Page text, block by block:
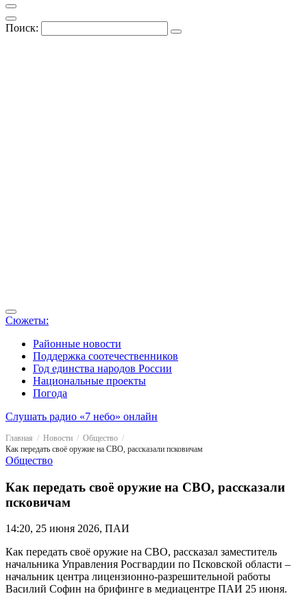
Поиск:
Сюжеты:
Районные новости
Поддержка соотечественников
Год единства народов России
Национальные проекты
Погода
Слушать радио «7 небо» онлайн
Главная Новости
Общество
Как передать своё оружие на СВО, рассказали псковичам
Общество
Как передать своё оружие на СВО, рассказали
псковичам
14:20, 25 июня 2026, ПАИ
Как передать своё оружие на СВО, рассказал заместитель
начальника Управления Росгвардии по Псковской области –
начальник центра лицензионно-разрешительной работы
Василий Софин на брифинге в медиацентре ПАИ 25 июня.